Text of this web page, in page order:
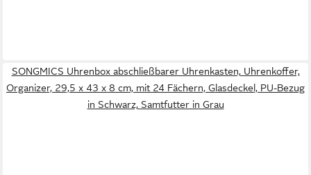
SONGMICS Uhrenbox abschließbarer Uhrenkasten, Uhrenkoffer,
Organizer, 29,5 x 43 x 8 cm, mit 24 Fächern, Glasdeckel, PU-Bezug
in Schwarz, Samtfutter in Grau